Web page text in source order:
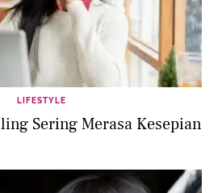
LIFESTYLE
Sering Merasa Kesepian